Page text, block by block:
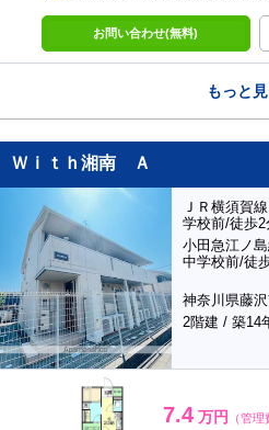
お問い合わせ(無料)
もっと
Ｗｉｔｈ湘南 Ａ
ＪＲ横須賀
学校前/徒歩2
小田急江ノ
中学校前/徒
神奈川県藤
2階建 / 築14
7.4 万円 （管